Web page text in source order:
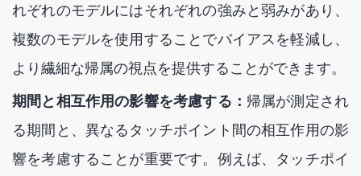
れぞれのモデルにはそれぞれの強みと弱みがあり、
複数のモデルを使用することでバイアスを軽減し、
より繊細な帰属の視点を提供することができます。
期間と相互作用の影響を考慮する： 帰属が測定され
る期間と、異なるタッチポイント間の相互作用の影
響を考慮することが重要です。例えば、タッチポイ